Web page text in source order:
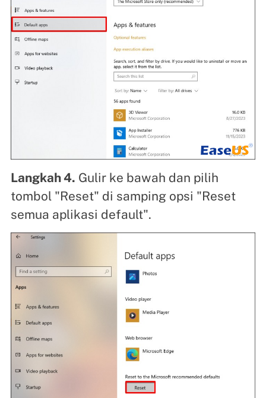
Langkah 4. Gulir ke bawah dan pilih
tombol "Reset" di samping opsi "Reset
semua aplikasi default".